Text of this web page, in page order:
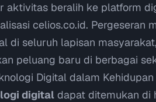
aktivitas beralih ke platform
celios.co.id. Pergeseran
di seluruh lapisan
peluang baru di berbagai
Digital dalam
digital dapat ditemukan di